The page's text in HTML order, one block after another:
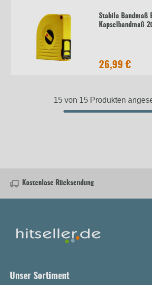
Stabila Bandmaß
Kapselbandmaß
26,99 €
15 von 15 Produkten
Kostenlose Rücksendung
Unser Sortiment